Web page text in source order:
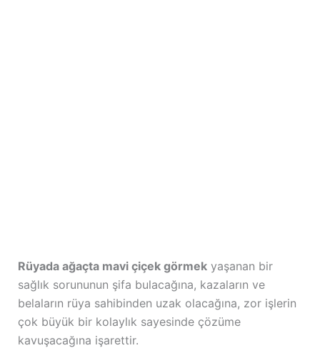
Rüyada ağaçta mavi çiçek görmekyaşanan bir
sağlık sorununun şifa bulacağına, kazaların ve
belaların rüya sahibinden uzak olacağına, zor işlerin
çok büyük bir kolaylık sayesinde çözüme
kavuşacağına işarettir.